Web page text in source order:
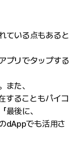
ている点もあると
プリでタップする
また、
することもパイコ
最後に、
dAppでも活用さ